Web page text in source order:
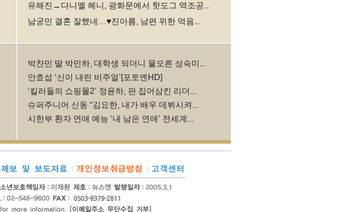
유해진→다니엘 헤니, 광화문에서 핫도그 역조공...
남궁민 결혼 잘했네…♥진아름, 남편 위한 먹음...
박찬민 딸 박민하, 대학생 되더니 물오른 성숙미...
안효섭 ‘신이 내린 비주얼’[포토엔HD]
‘킬러들의 쇼핑몰2’ 정윤하, 판 집어삼킨 리더...
슈퍼주니어 신동 “김요한, 내가 배우 데뷔시켜...
시한부 환자 연애 예능 ‘내 남은 연애’ 전세계...